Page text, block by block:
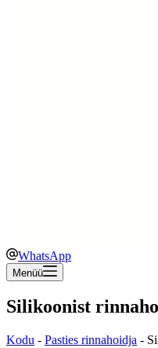
WhatsApp
Menüü
Silikoonist
Kodu - Pasties rinnahoidja -